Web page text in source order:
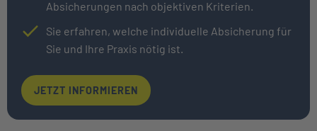
Absicherungen nach objektiven Kriterien.
Sie erfahren, welche individuelle Absicherung für
Sie und Ihre Praxis nötig ist.
JETZT INFORMIEREN